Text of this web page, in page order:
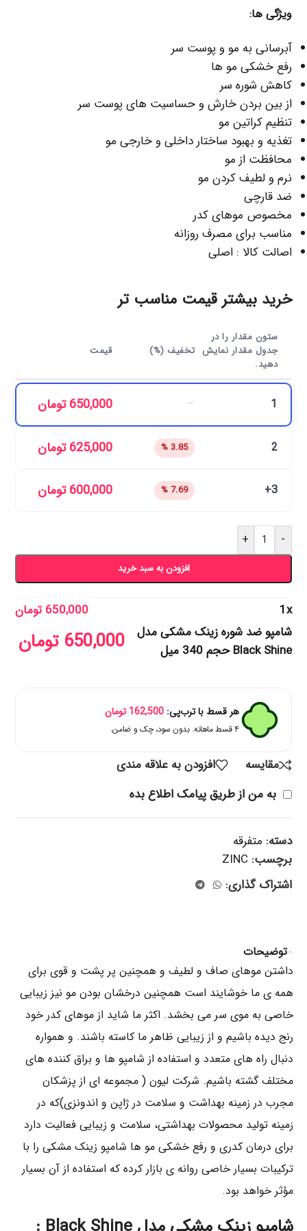
ویژگی ها:
آبرسانى به مو و پوست سر
رفع خشکی مو ها
كاهش شوره سر
از بين بردن خارش و حساسيت هاى پوست سر
تنظيم كراتين مو
تغذيه و بهبود ساختار داخلى و خارجى مو
محافظت از مو
نرم و لطيف كردن مو
ضد قارچى
مخصوص موهای کدر
مناسب برای مصرف روزانه
اصالت کالا : اصلی
خرید بیشتر قیمت مناسب تر
ستون مقدار را در
جدول مقدار نمایش
دهید.
تخفیف (%) قیمت
1
—
650,000 تومان
2
3.85 %
625,000 تومان
3+
7.69 %
600,000 تومان
-
+
افزودن به سبد خرید
1x
650,000 تومان
شامپو ضد شوره زینک مشکی مدل
Black Shine حجم 340 میل
650,000 تومان
هر قسط با ترب‌پی:162,500 تومان
۴ قسط ماهانه. بدون سود، چک و ضامن.
مقایسه
افزودن به علاقه مندی
به من از طریق پیامک اطلاع بده
دسته: متفرقه
برچسب: ZINC
اشتراک گذاری:
توضیحات
داشتن موهای صاف و لطیف و همچنین پر پشت ‌و قوی برای
همه ی ما خوشایند است همچنين درخشان بودن مو نيز زیبایی
خاصی به موی سر می بخشد. اکثر ما شاید از موهای کدر خود
رنج دیده باشیم و از زیبایی ظاهر ما کاسته باشند. و همواره
دنبال راه های متعدد و استفاده از شامپو ها و براق کننده های
مختلف گشته باشیم. شرکت لیون ( مجموعه اى از پزشکان
مجرب در زمینه بهداشت و سلامت در ژاپن و اندونزى)که در
زمینه تولید محصولات بهداشتى، سلامت و زیبایی فعالیت دارد
براى درمان کدری و رفع خشکی مو ها شامپو زینک مشکی را با
ترکیبات بسیار خاصى روانه ى بازار کرده که استفاده از آن بسیار
مؤثر خواهد بود.